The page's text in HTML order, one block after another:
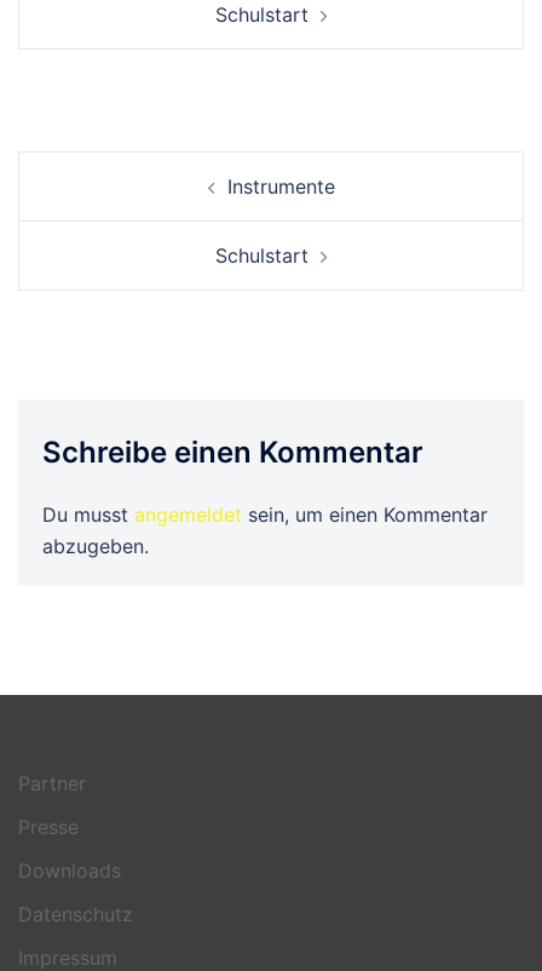
Schulstart
Instrumente
Schulstart
Schreibe einen Kommentar
Du musst angemeldet sein, um einen Kommentar
abzugeben.
Partner
Presse
Downloads
Datenschutz
Impressum